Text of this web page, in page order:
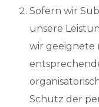
Sofern wir
unsere
wir geeignete
Schutz der